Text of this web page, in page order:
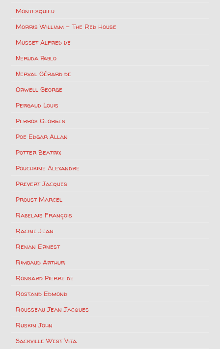
Montesquieu
Morris William – The Red House
Musset Alfred de
Neruda Pablo
Nerval Gérard de
Orwell George
Pergaud Louis
Perros Georges
Poe Edgar Allan
Potter Beatrix
Pouchkine Alexandre
Prevert Jacques
Proust Marcel
Rabelais François
Racine Jean
Renan Ernest
Rimbaud Arthur
Ronsard Pierre de
Rostand Edmond
Rousseau Jean Jacques
Ruskin John
Sackville West Vita